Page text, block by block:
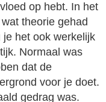
op hebt. In het
theorie gehad
het ook werkelijk
Normaal was
dat de
voor je doet.
gedrag was.